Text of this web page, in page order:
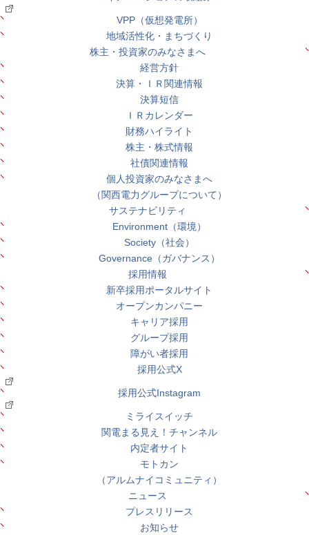
VPP（仮想発電所）
地域活性化・まちづくり
株主・投資家のみなさまへ
経営方針
決算・ＩＲ関連情報
決算短信
ＩＲカレンダー
財務ハイライト
株主・株式情報
社債関連情報
個人投資家のみなさまへ
（関西電力グループについて）
サステナビリティ
Environment（環境）
Society（社会）
Governance（ガバナンス）
採用情報
新卒採用ポータルサイト
オープンカンパニー
キャリア採用
グループ採用
障がい者採用
採用公式X
採用公式Instagram
ミライスイッチ
関電まる見え！チャンネル
内定者サイト
モトカン
（アルムナイコミュニティ）
ニュース
プレスリリース
お知らせ